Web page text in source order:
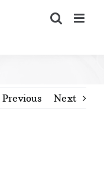
Previous Next